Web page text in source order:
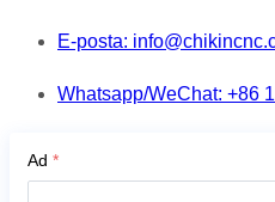
E-posta:
Whatsapp/WeChat: +86
Ad *